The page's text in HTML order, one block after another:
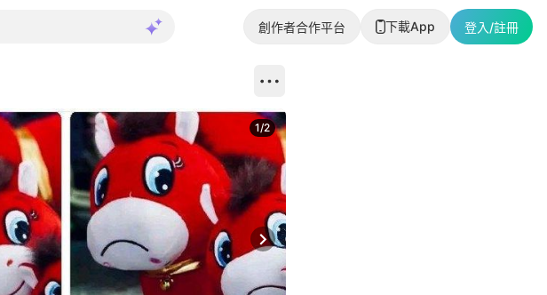
創作者合作平台 下載App 登入/註冊
Next slide
1/2